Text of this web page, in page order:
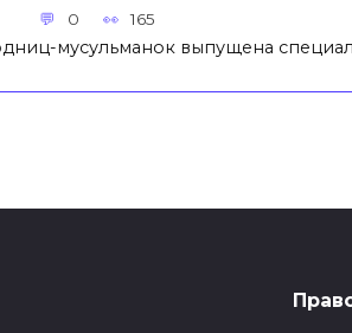
0 165
мусульманок выпущена